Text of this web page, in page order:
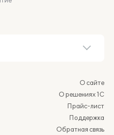
О сайте
О решениях 1С
Прайс-лист
Поддержка
Обратная связь